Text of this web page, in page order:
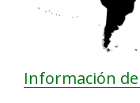
Información